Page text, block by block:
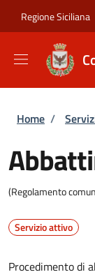
Regione Siciliana
Briciole
Home /
(Regolamento
Servizio attivo
Procedimento di